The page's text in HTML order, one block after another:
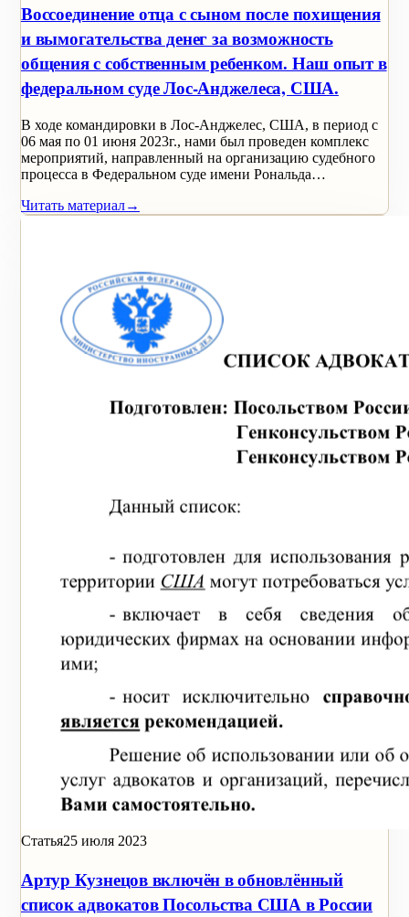
Воссоединение отца с сыном после похищения
и вымогательства денег за возможность
общения с собственным ребенком. Наш опыт в
федеральном суде Лос-Анджелеса, США.
В ходе командировки в Лос-Анджелес, США, в период с
06 мая по 01 июня 2023г., нами был проведен комплекс
мероприятий, направленный на организацию судебного
процесса в Федеральном суде имени Рональда…
Читать материал→
Статья25 июля 2023
Артур Кузнецов включён в обновлённый
список адвокатов Посольства США в России